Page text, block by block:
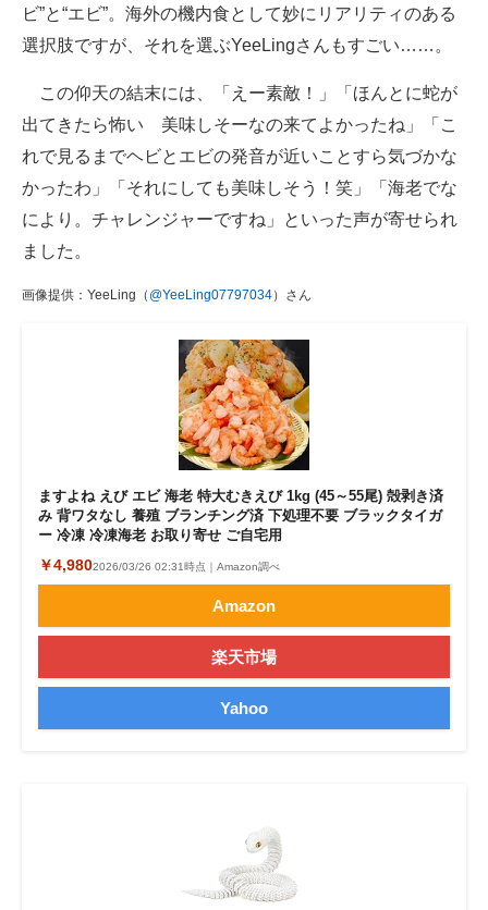
ビ”と“エビ”。海外の機内食として妙にリアリティのある
選択肢ですが、それを選ぶYeeLingさんもすごい……。
この仰天の結末には、「えー素敵！」「ほんとに蛇が
出てきたら怖い 美味しそーなの来てよかったね」「こ
れで見るまでヘビとエビの発音が近いことすら気づかな
かったわ」「それにしても美味しそう！笑」「海老でな
により。チャレンジャーですね」といった声が寄せられ
ました。
画像提供：YeeLing（ @YeeLing07797034）さん
ますよね えび エビ 海老 特大むきえび 1kg (45～55尾) 殻剥き済
み 背ワタなし 養殖 ブランチング済 下処理不要 ブラックタイガ
ー 冷凍 冷凍海老 お取り寄せ ご自宅用
￥4,9802026/03/26 02:31時点｜Amazon調べ
Amazon
楽天市場
Yahoo